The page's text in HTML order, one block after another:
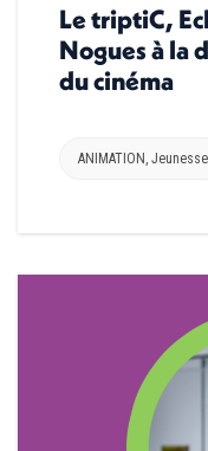
Le triptiC,
Nogues à la
du cinéma
ANIMATION Jeunesse